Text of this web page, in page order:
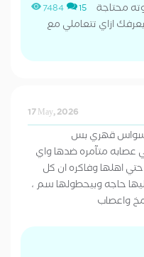
7484 15
محتاجة
ازاي تتعاملي مع
17 May, 2026
وسواس قهري بس
متآمره ضدها واي
اهلها وفاكره ان كل
حاجه وبيحطولها سم ،
واعصاب